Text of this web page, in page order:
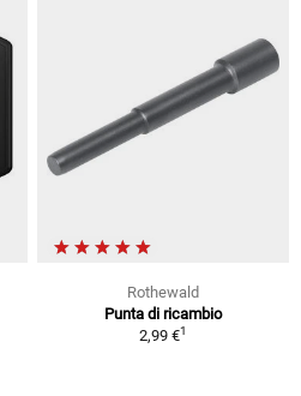
Rothewald
Punta di ricambio
2,99 €1